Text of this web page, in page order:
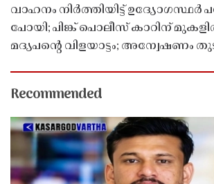
വാഹനം നിർത്തിയിട്ട് ഉദ്യോഗസ്ഥർ
പോയി; പിങ്ക് പൊലീസ് കാറിന്
മദ്യപൻ്റെ വിളയാട്ടം; അന്വേഷണം
Recommended